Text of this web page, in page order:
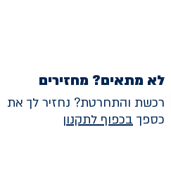
לא מתאים? מחזירים
רכשת והתחרטת? נחזיר לך את
כספך בכפוף לתקנון